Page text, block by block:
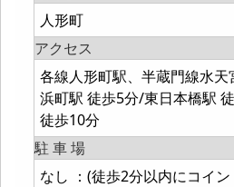
人形町
アクセス
各線人形町駅、半蔵門線水
浜町駅 徒歩5分/東日本橋駅
徒歩10分
駐 車 場
なし ：(徒歩2分以内にコイ